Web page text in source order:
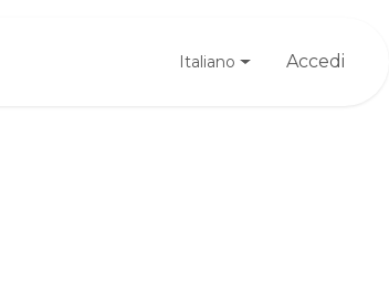
Italiano Accedi